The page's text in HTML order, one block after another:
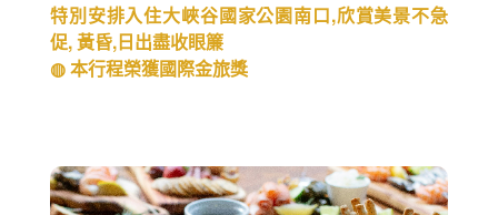
特別安排入住大峽谷國家公園南口,欣賞美景不急
促, 黃昏,日出盡收眼簾
◍ 本行程榮獲國際金旅獎